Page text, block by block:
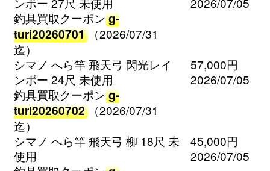
釣具買取クーポン g-
turi20260701
（2026/07/31
迄）
シマノ へら竿 飛天弓 閃光レイ
ンボー 24尺 未使用
釣具買取クーポン g-
turi20260702
（2026/07/31
迄）
57,000円
2026/07/05
シマノ へら竿 飛天弓 柳 18尺 未
使用
45,000円
2026/07/05